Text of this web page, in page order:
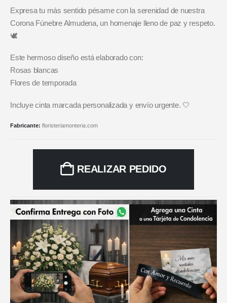
Expresa tu más sentido pésame con la serenidad de nuestra
Corona Fúnebre Almudena, un homenaje lleno de paz y respeto.
🕊️
Este hermoso diseño está elaborado con:
Rosas blancas
Flores de temporada
Incluye cinta marcada personalizada y envío urgente. 🤍
Fabricante: floristeriamonteria.com
REALIZAR PEDIDO